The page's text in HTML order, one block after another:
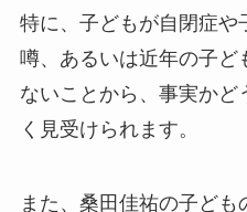
特に、子どもが自閉症や
噂、あるいは近年の子ど
ないことから、事実かど
く見受けられます。
また、桑田佳祐の子ど